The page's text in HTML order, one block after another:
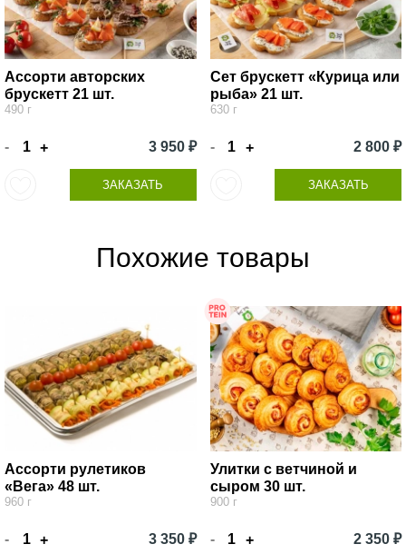
Ассорти авторских
брускетт 21 шт.
490 г
- + 3 950 ₽
ЗАКАЗАТЬ
Сет брускетт «Курица или
рыба» 21 шт.
630 г
- + 2 800 ₽
ЗАКАЗАТЬ
Похожие товары
Ассорти рулетиков
«Вега» 48 шт.
960 г
- + 3 350 ₽
Улитки с ветчиной и
сыром 30 шт.
900 г
- + 2 350 ₽